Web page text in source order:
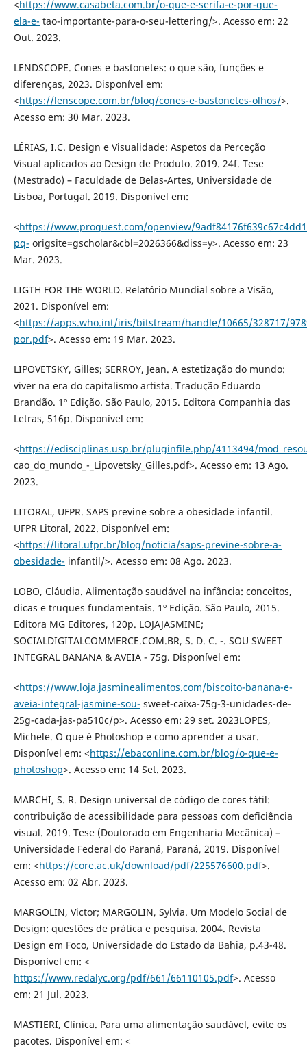
<https://www.casabeta.com.br/o-que-e-serifa-e-por-que-
ela-e- tao-importante-para-o-seu-lettering/>. Acesso em: 22
Out. 2023.
LENDSCOPE. Cones e bastonetes: o que são, funções e
diferenças, 2023. Disponível em:
<https://lenscope.com.br/blog/cones-e-bastonetes-olhos/>.
Acesso em: 30 Mar. 2023.
LÉRIAS, I.C. Design e Visualidade: Aspetos da Perceção
Visual aplicados ao Design de Produto. 2019. 24f. Tese
(Mestrado) – Faculdade de Belas-Artes, Universidade de
Lisboa, Portugal. 2019. Disponível em:
<https://www.proquest.com/openview/
pq- origsite=gscholar&cbl=2026366&diss=y>. Acesso em: 23
Mar. 2023.
LIGTH FOR THE WORLD. Relatório Mundial sobre a Visão,
2021. Disponível em:
<https://apps.who.int/iris/bitstream/handle/10665/328717/
por.pdf>. Acesso em: 19 Mar. 2023.
LIPOVETSKY, Gilles; SERROY, Jean. A estetização do mundo:
viver na era do capitalismo artista. Tradução Eduardo
Brandão. 1º Edição. São Paulo, 2015. Editora Companhia das
Letras, 516p. Disponível em:
<https://edisciplinas.usp.br/pluginfile.php/4113494/
cao_do_mundo_-_Lipovetsky_Gilles.pdf>. Acesso em: 13 Ago.
2023.
LITORAL, UFPR. SAPS previne sobre a obesidade infantil.
UFPR Litoral, 2022. Disponível em:
<https://litoral.ufpr.br/blog/noticia/saps-previne-sobre-a-
obesidade- infantil/>. Acesso em: 08 Ago. 2023.
LOBO, Cláudia. Alimentação saudável na infância: conceitos,
dicas e truques fundamentais. 1º Edição. São Paulo, 2015.
Editora MG Editores, 120p. LOJAJASMINE;
SOCIALDIGITALCOMMERCE.COM.BR, S. D. C. -. SOU SWEET
INTEGRAL BANANA & AVEIA - 75g. Disponível em:
<https://www.loja.jasminealimentos.com/biscoito-banana-e-
aveia-integral-jasmine-sou- sweet-caixa-75g-3-unidades-de-
25g-cada-jas-pa510c/p>. Acesso em: 29 set. 2023LOPES,
Michele. O que é Photoshop e como aprender a usar.
Disponível em: <https://ebaconline.com.br/blog/o-que-e-
photoshop>. Acesso em: 14 Set. 2023.
MARCHI, S. R. Design universal de código de cores tátil:
contribuição de acessibilidade para pessoas com deficiência
visual. 2019. Tese (Doutorado em Engenharia Mecânica) –
Universidade Federal do Paraná, Paraná, 2019. Disponível
em: <https://core.ac.uk/download/pdf/225576600.pdf>.
Acesso em: 02 Abr. 2023.
MARGOLIN, Victor; MARGOLIN, Sylvia. Um Modelo Social de
Design: questões de prática e pesquisa. 2004. Revista
Design em Foco, Universidade do Estado da Bahia, p.43-48.
Disponível em: <
https://www.redalyc.org/pdf/661/66110105.pdf>. Acesso
em: 21 Jul. 2023.
MASTIERI, Clínica. Para uma alimentação saudável, evite os
pacotes. Disponível em: <